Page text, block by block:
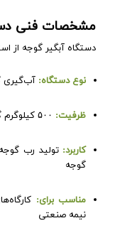
مشخصات فنی
دستگاه آبگیر گوجه از استیل ۳۰۴ ساخته
نوع دستگاه: آب‌گیری
ظرفیت:
کاربرد: تولید رب
گوجه
مناسب برای:
نیمه صنعتی